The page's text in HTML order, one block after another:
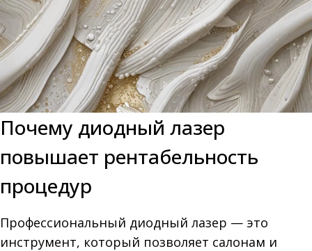
Почему диодный лазер
повышает рентабельность
процедур
Профессиональный диодный лазер — это
инструмент, который позволяет салонам и